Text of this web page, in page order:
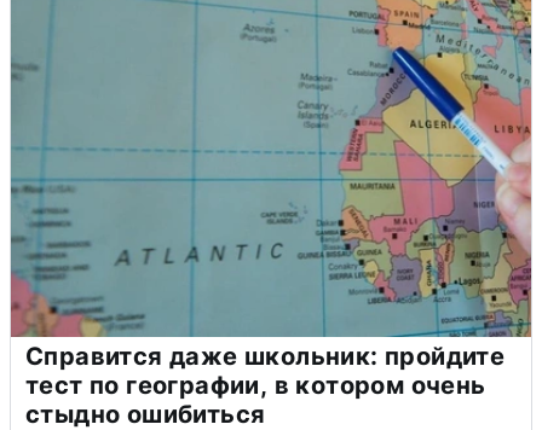
Справится даже школьник: пройдите
тест по географии, в котором очень
стыдно ошибиться